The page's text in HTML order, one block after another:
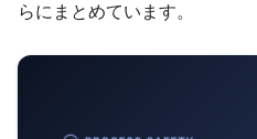
らにまとめています。